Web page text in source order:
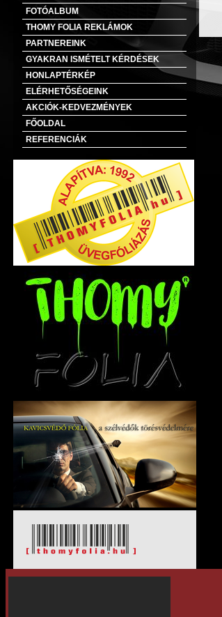
FOTÓALBUM
THOMY FOLIA REKLÁMOK
PARTNEREINK
GYAKRAN ISMÉTELT KÉRDÉSEK
HONLAPTÉRKÉP
ELÉRHETŐSÉGEINK
AKCIÓK-KEDVEZMÉNYEK
FŐOLDAL
REFERENCIÁK